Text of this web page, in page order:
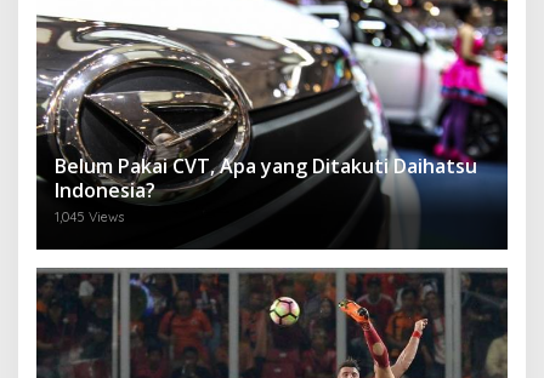
Belum Pakai CVT, Apa yang Ditakuti Daihatsu
Indonesia?
1,045 Views